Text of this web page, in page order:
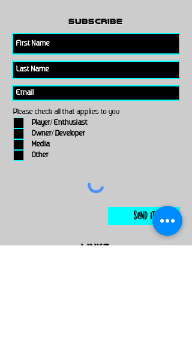
subscribe
Please check all that applies to you
Player/ Enthusiast
Owner/ Developer
Media
Other
Send It
links